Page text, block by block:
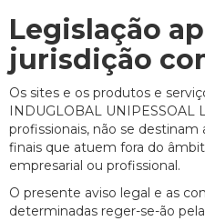
Legislação
jurisdição
Os sites e os produtos e
INDUGLOBAL UNIPESSOAL
profissionais, não se
finais que atuem fora do
empresarial ou profissional.
O presente aviso legal e as
determinadas reger-se-ão